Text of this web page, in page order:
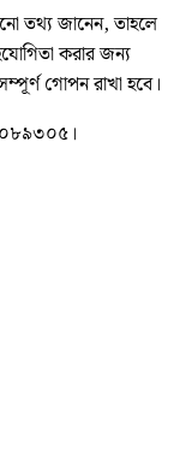
তথ্য জানেন, তাহলে
করার জন্য
গোপন রাখা হবে।
০৮৯৩০৫।